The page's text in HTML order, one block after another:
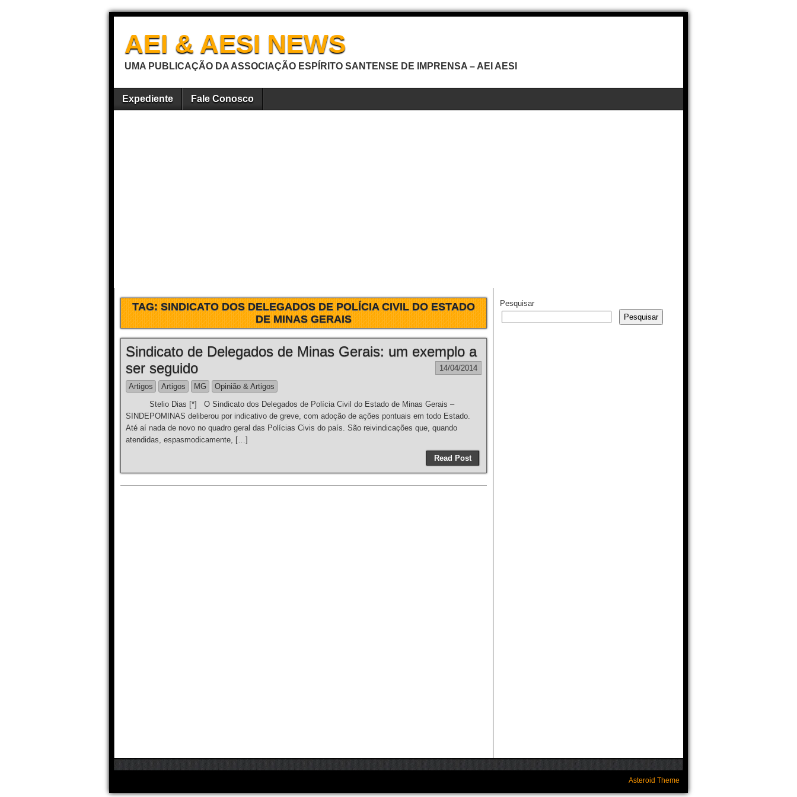
AEI & AESI NEWS
UMA PUBLICAÇÃO DA ASSOCIAÇÃO ESPÍRITO SANTENSE DE IMPRENSA – AEI AESI
Expediente Fale Conosco
TAG:SINDICATO DOS DELEGADOS DE POLÍCIA CIVIL DO ESTADO
DE MINAS GERAIS
Sindicato de Delegados de Minas Gerais: um exemplo a
ser seguido
14/04/2014
Artigos Artigos MG
Opinião & Artigos
Stelio Dias [*] O Sindicato dos Delegados de Polícia Civil do Estado de Minas Gerais –
SINDEPOMINAS deliberou por indicativo de greve, com adoção de ações pontuais em todo Estado.
Até aí nada de novo no quadro geral das Polícias Civis do país. São reivindicações que, quando
atendidas, espasmodicamente, […]
Read Post
Pesquisar
Pesquisar
Asteroid Theme